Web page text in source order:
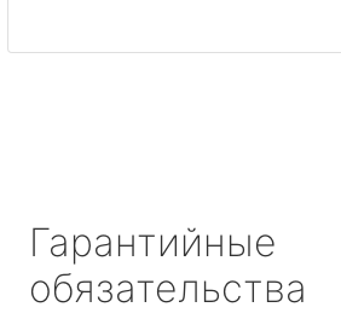
Гарантийные
обязательства